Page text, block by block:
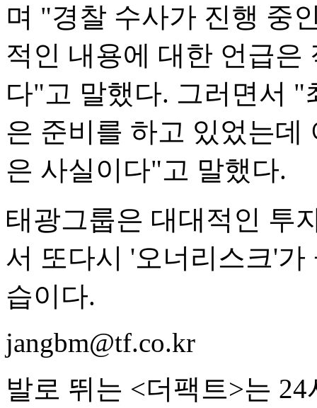
며 "경찰 수사가 진행 중
적인 내용에 대한 언급은
다"고 말했다. 그러면서
은 준비를 하고 있었는데
은 사실이다"고 말했다.
태광그룹은 대대적인 투
서 또다시 '오너리스크'
습이다.
jangbm@tf.co.kr
발로 뛰는 <더팩트>는